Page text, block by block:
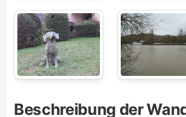
Beschreibung der